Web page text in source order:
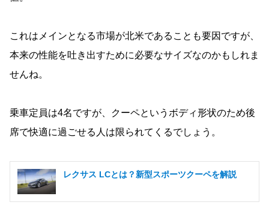
これはメインとなる市場が北米であることも要因ですが、
本来の性能を吐き出すために必要なサイズなのかもしれま
せんね。
乗車定員は4名ですが、クーペというボディ形状のため後
席で快適に過ごせる人は限られてくるでしょう。
レクサス LCとは？新型スポーツクーペを解説